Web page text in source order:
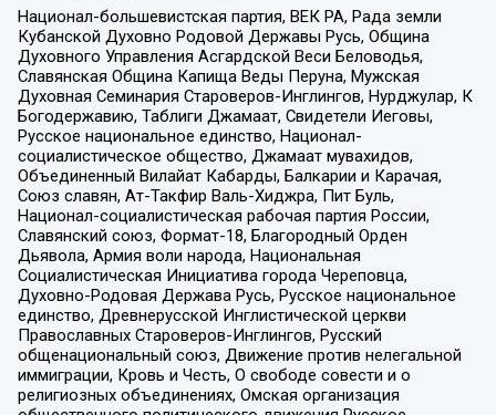
Национал-большевистская партия, ВЕК РА, Рада земли
Кубанской Духовно Родовой Державы Русь, Община
Духовного Управления Асгардской Веси Беловодья,
Славянская Община Капища Веды Перуна, Мужская
Духовная Семинария Староверов-Инглингов, Нурджулар, К
Богодержавию, Таблиги Джамаат, Свидетели Иеговы,
Русское национальное единство, Национал-
социалистическое общество, Джамаат мувахидов,
Объединенный Вилайат Кабарды, Балкарии и Карачая,
Союз славян, Ат-Такфир Валь-Хиджра, Пит Буль,
Национал-социалистическая рабочая партия России,
Славянский союз, Формат-18, Благородный Орден
Дьявола, Армия воли народа, Национальная
Социалистическая Инициатива города Череповца,
Духовно-Родовая Держава Русь, Русское национальное
единство, Древнерусской Инглистической церкви
Православных Староверов-Инглингов, Русский
общенациональный союз, Движение против нелегальной
иммиграции, Кровь и Честь, О свободе совести и о
религиозных объединениях, Омская организация